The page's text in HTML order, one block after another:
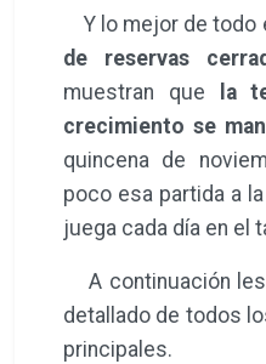
Y lo mejor de todo
de reservas
muestran que la
crecimiento se
quincena de
poco esa partida a
juega cada día en el
A continuación
detallado de todos
principales.